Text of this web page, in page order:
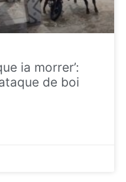
ia morrer’:
de boi